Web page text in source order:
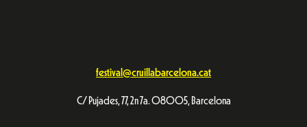
festival@cruillabarcelona.cat
C/ Pujades, 77, 2n 7a. 08005, Barcelona